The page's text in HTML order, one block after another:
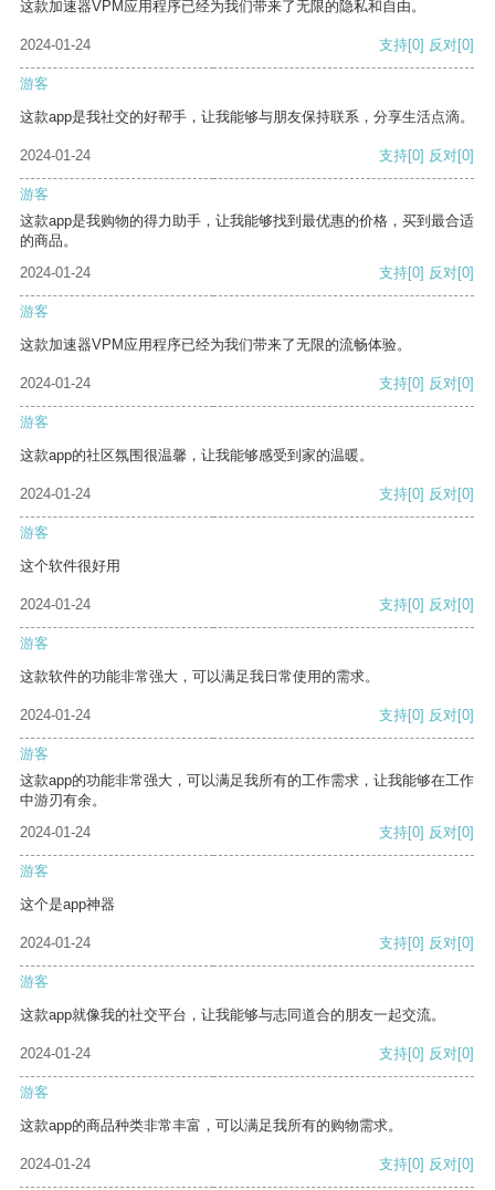
这款加速器VPM应用程序已经为我们带来了无限的隐私和自由。
2024-01-24 支持[0] 反对[0]
游客
这款app是我社交的好帮手，让我能够与朋友保持联系，分享生活点滴。
2024-01-24 支持[0] 反对[0]
游客
这款app是我购物的得力助手，让我能够找到最优惠的价格，买到最合适
的商品。
2024-01-24
支持[0] 反对[0]
游客
这款加速器VPM应用程序已经为我们带来了无限的流畅体验。
2024-01-24 支持[0] 反对[0]
游客
这款app的社区氛围很温馨，让我能够感受到家的温暖。
2024-01-24 支持[0] 反对[0]
游客
这个软件很好用
2024-01-24 支持[0] 反对[0]
游客
这款软件的功能非常强大，可以满足我日常使用的需求。
2024-01-24 支持[0] 反对[0]
游客
这款app的功能非常强大，可以满足我所有的工作需求，让我能够在工作
中游刃有余。
2024-01-24
支持[0] 反对[0]
游客
这个是app神器
2024-01-24 支持[0] 反对[0]
游客
这款app就像我的社交平台，让我能够与志同道合的朋友一起交流。
2024-01-24 支持[0] 反对[0]
游客
这款app的商品种类非常丰富，可以满足我所有的购物需求。
2024-01-24 支持[0] 反对[0]